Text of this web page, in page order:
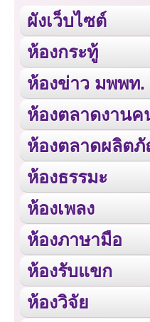
ผังเว็บไซต์
ห้องกระทู้
ห้องข่าว มพพท.
ห้องตลาดงานค
ห้องตลาดผลิต
ห้องธรรมะ
ห้องเพลง
ห้องภาษามือ
ห้องรับแขก
ห้องวิจัย